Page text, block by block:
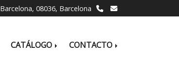
Barcelona, 08036, Barcelona
CATÁLOGO CONTACTO